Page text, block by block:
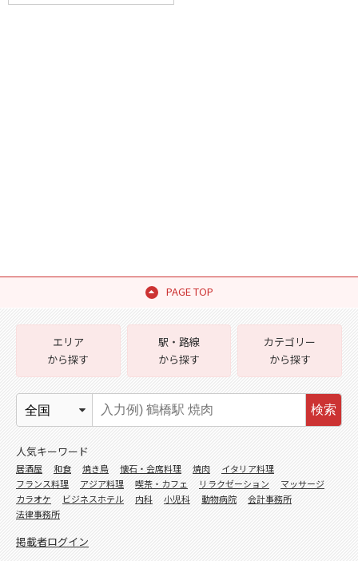
PAGE TOP
エリア
から探す
駅・路線
から探す
カテゴリー
から探す
検索
人気キーワード
居酒屋 和食 焼き鳥 懐石・会席料理 焼肉
イタリア料理
フランス料理
アジア料理 喫茶・カフェ リラクゼーション
マッサージ
カラオケ
ビジネスホテル 内科 小児科 動物病院
会計事務所
法律事務所
掲載者ログイン